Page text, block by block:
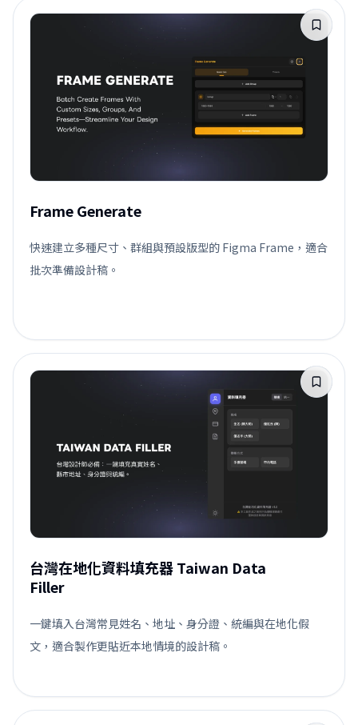
Frame Generate
快速建立多種尺寸、群組與預設版型的 Figma Frame，適合
批次準備設計稿。
台灣在地化資料填充器 Taiwan Data
Filler
一鍵填入台灣常見姓名、地址、身分證、統編與在地化假
文，適合製作更貼近本地情境的設計稿。